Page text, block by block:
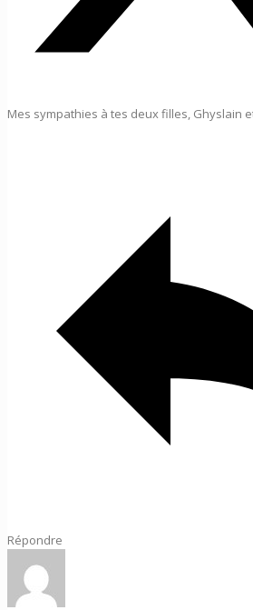
Mes sympathies à tes deux filles, Ghyslain
Répondre